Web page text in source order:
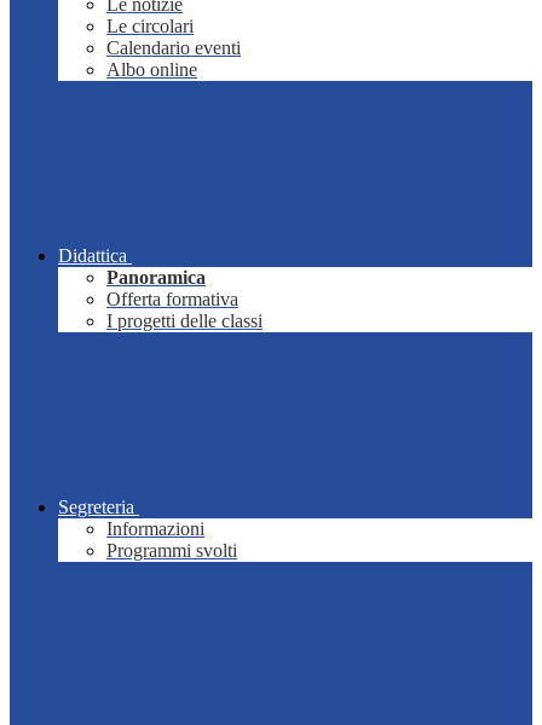
Le notizie
Le circolari
Calendario eventi
Albo online
Didattica
Panoramica
Offerta formativa
I progetti delle classi
Segreteria
Informazioni
Programmi svolti